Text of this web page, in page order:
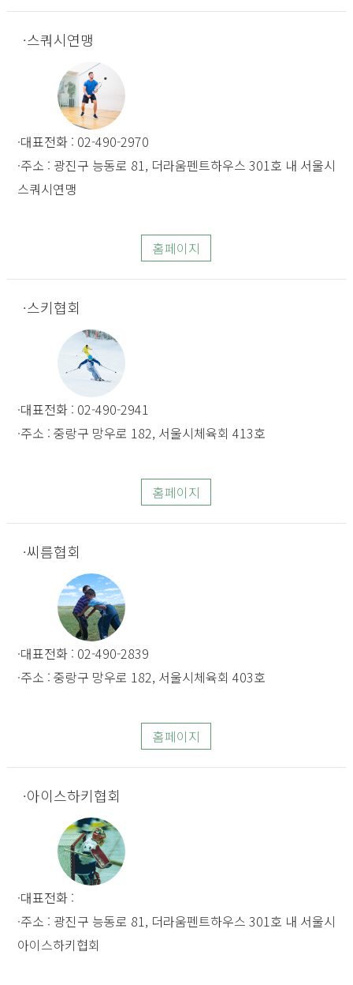
스쿼시연맹
대표전화 : 02-490-2970
주소 : 광진구 능동로 81, 더라움펜트하우스 301호 내 서울시
스쿼시연맹
홈페이지
스키협회
대표전화 : 02-490-2941
주소 : 중랑구 망우로 182, 서울시체육회 413호
홈페이지
씨름협회
대표전화 : 02-490-2839
주소 : 중랑구 망우로 182, 서울시체육회 403호
홈페이지
아이스하키협회
대표전화 :
주소 : 광진구 능동로 81, 더라움펜트하우스 301호 내 서울시
아이스하키협회